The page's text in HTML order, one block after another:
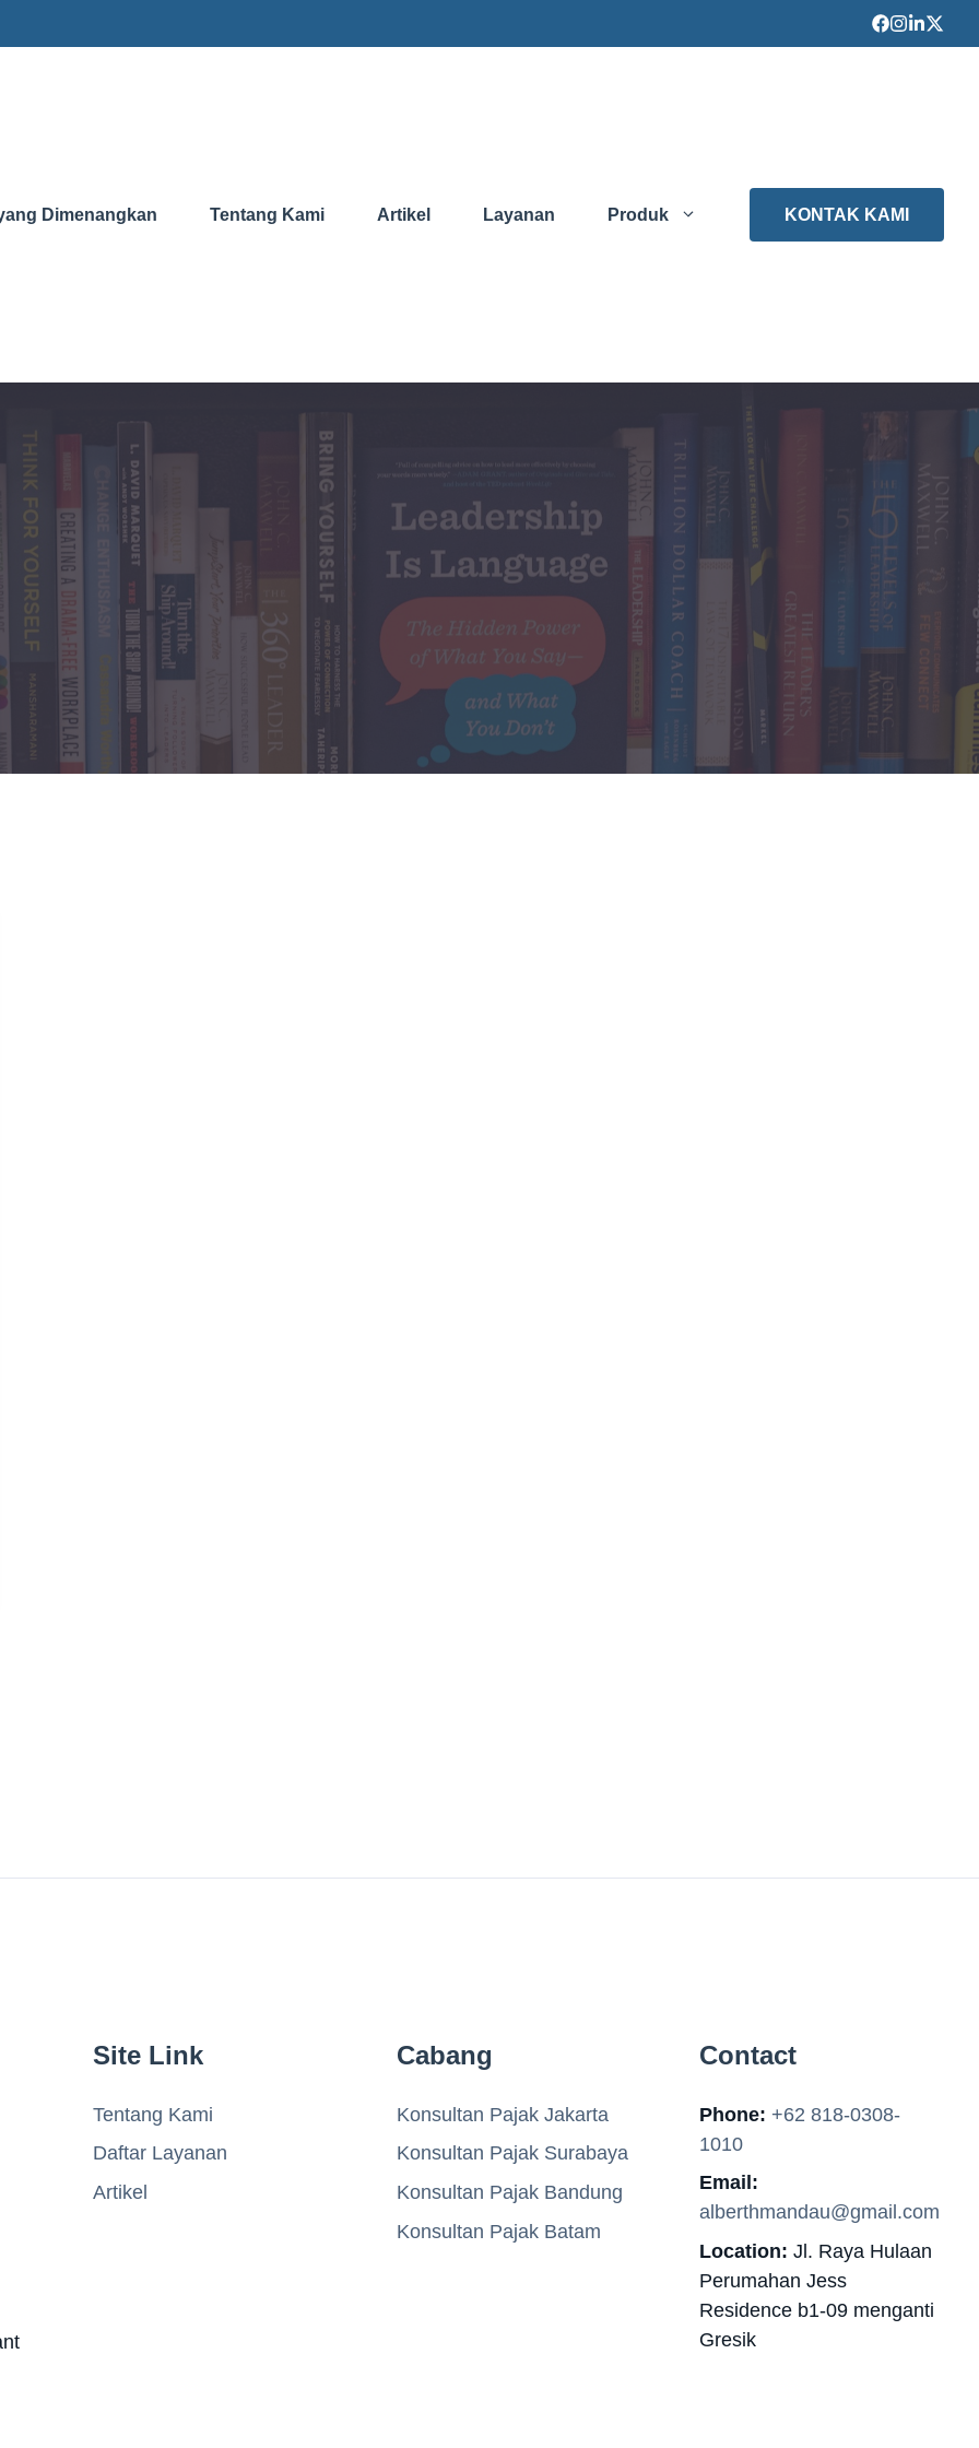
Dimenangkan Tentang Kami Artikel Layanan Produk KONTAK KAMI
Site Link
Tentang Kami
Daftar Layanan
Artikel
Cabang
Konsultan Pajak Jakarta
Konsultan Pajak Surabaya
Konsultan Pajak Bandung
Konsultan Pajak Batam
Contact
Phone: +62 818-0308-
1010
Email:
alberthmandau@gmail.com
Location: Jl. Raya Hulaan
Perumahan Jess
Residence b1-09 menganti
Gresik